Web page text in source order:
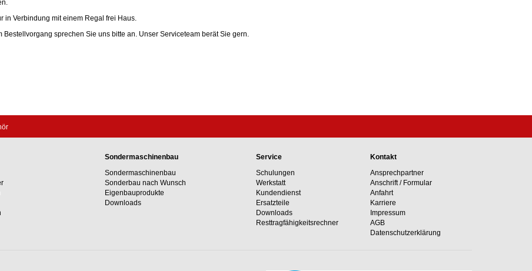
in Verbindung mit einem Regal frei Haus.
Bestellvorgang sprechen Sie uns bitte an. Unser Serviceteam berät Sie gern.
Sondermaschinenbau
Sondermaschinenbau
Sonderbau nach Wunsch
Eigenbauprodukte
Downloads
Service
Schulungen
Werkstatt
Kundendienst
Ersatzteile
Downloads
Resttragfähig­keits­rechner
Kontakt
Ansprechpartner
Anschrift / Formular
Anfahrt
Karriere
Impressum
AGB
Datenschutzerklärung